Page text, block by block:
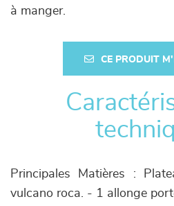
à manger.
CE PRODUIT
Principales Matières :
vulcano roca. - 1 allonge